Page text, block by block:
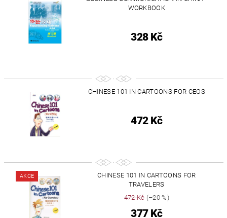
WORKBOOK
328 Kč
CHINESE 101 IN CARTOONS FOR CEOS
472 Kč
AKCE
CHINESE 101 IN CARTOONS FOR
TRAVELERS
472 Kč(–20 %)
377 Kč